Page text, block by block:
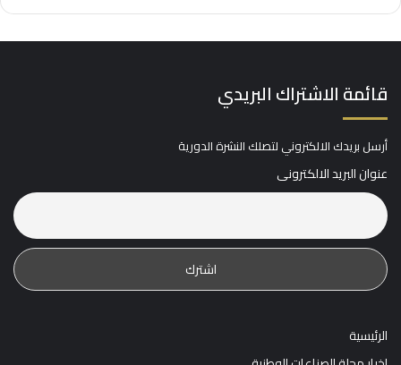
قائمة الاشتراك البريدي
أرسل بريدك الالكتروني لتصلك النشرة الدورية
عنوان البريد الالكترونى